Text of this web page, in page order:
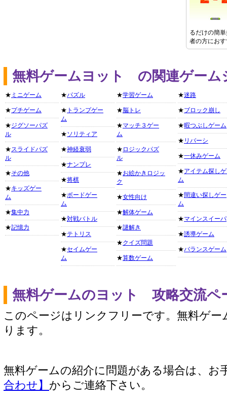
るだけの簡
者の方にお
無料ゲームヨット の関連ゲーム
★ ミニゲーム
★プチゲーム
★ジグソーパズ
ル
★スライドパズ
ル
★その他
★キッズゲー
ム
★集中力
★記憶力
★パズル
★ トランプゲー
ム
★ソリティア
★神経衰弱
★ナンプレ
★将棋
★ボードゲー
ム
★対戦バトル
★テトリス
★セイムゲー
ム
★学習ゲーム
★脳トレ
★マッチ３ゲー
ム
★ ロジックパズ
ル
★お絵かきロジッ
ク
★女性向け
★解体ゲーム
★謎解き
★クイズ問題
★算数ゲーム
★迷路
★ブロック崩し
★暇つぶしゲーム
★ リバーシ
★一休みゲーム
★アイテム探し
ム
★間違い探しゲー
ム
★マインスイーパ
★誘導ゲーム
★バランスゲーム
無料ゲームのヨット 攻略交流ペ
このページはリンクフリーです。無料ゲー
ります。
無料ゲームの紹介に問題がある場合は、お
合わせ】 からご連絡下さい。